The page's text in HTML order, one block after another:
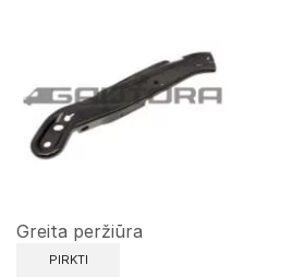
Greita peržiūra
PIRKTI